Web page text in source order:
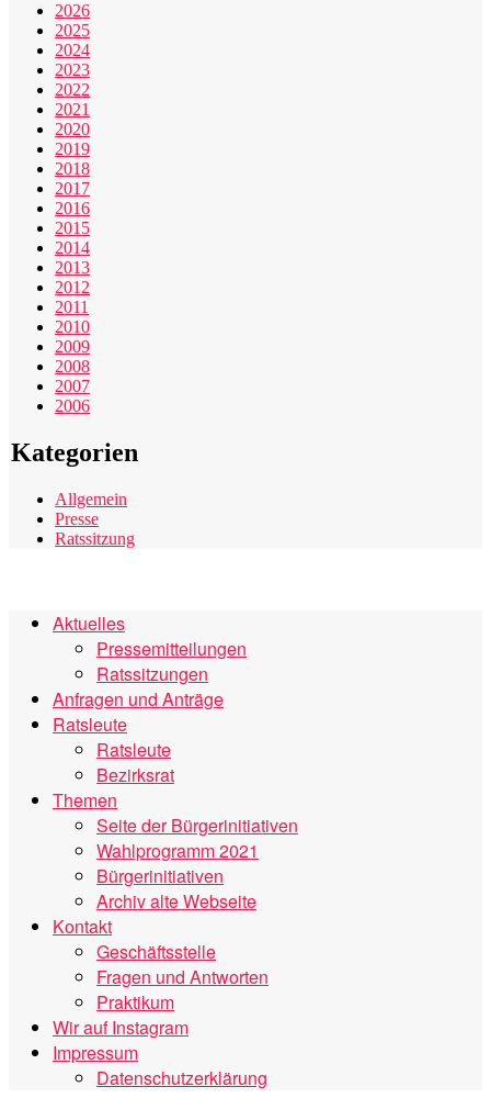
2026
2025
2024
2023
2022
2021
2020
2019
2018
2017
2016
2015
2014
2013
2012
2011
2010
2009
2008
2007
2006
Kategorien
Allgemein
Presse
Ratssitzung
Aktuelles
Pressemitteilungen
Ratssitzungen
Anfragen und Anträge
Ratsleute
Ratsleute
Bezirksrat
Themen
Seite der Bürgerinitiativen
Wahlprogramm 2021
Bürgerinitiativen
Archiv alte Webseite
Kontakt
Geschäftsstelle
Fragen und Antworten
Praktikum
Wir auf Instagram
Impressum
Datenschutzerklärung